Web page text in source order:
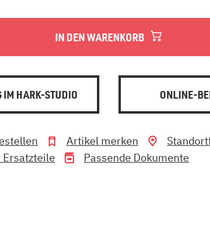
IN DEN WARENKORB
IM HARK-STUDIO ONLINE-
Artikel merken
Ersatzteile
Passende Dokumente